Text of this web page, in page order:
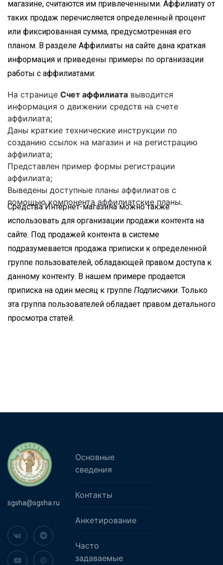
магазине, считаются им привлеченными. Аффилиату от
таких продаж перечисляется определенный процент
или фиксированная сумма, предусмотренная его
планом. В разделе Аффилиаты на сайте дана краткая
информация и приведены примеры по организации
работы с аффилиатами:
На странице Счет аффилиата выводится
информация о движении средств на счете
аффилиата;
Даны краткие технические инструкции по
созданию ссылок на магазин и на регистрацию
аффилиата;
Представлен пример формы регистрации
аффилиата;
Выведены доступные планы аффилиатов с
помощью компонента аффилиатские планы.
Средства Интернет-магазина можно также
использовать для организации продажи контента на
сайте. Под продажей контента в системе
подразумевается продажа приписки к определенной
группе пользователей, обладающей правом доступа к
данному контенту. В нашем примере продается
приписка на один месяц к группе Подписчики. Только
эта группа пользователей обладает правом детального
просмотра статей.
sgsha@sgsha.ru
Основные
сведения
Контакты
Анкетирование
Часто
задаваемые